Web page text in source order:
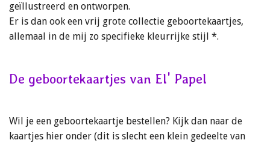
geïllustreerd en ontworpen.
Er is dan ook een vrij grote collectie geboortekaartjes,
allemaal in de mij zo specifieke kleurrijke stijl *.
De geboortekaartjes van El' Papel
Wil je een geboortekaartje bestellen? Kijk dan naar de
kaartjes hier onder (dit is slecht een klein gedeelte van